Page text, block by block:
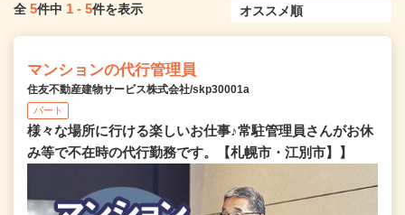
全 5件中 1 - 5件を表示
マンションの代行管理員
住友不動産建物サービス株式会社/skp30001a
パート
様々な場所に行ける楽しいお仕事♪常駐管理員さんがお休
み等で不在時の代行勤務です。【札幌市・江別市】】